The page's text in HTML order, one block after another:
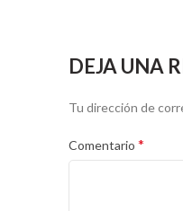
DEJA UNA
Tu dirección de
Comentario *